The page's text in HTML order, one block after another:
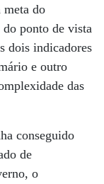
meta do
ponto de vista
dois indicadores
e outro
das
conseguido
de
o